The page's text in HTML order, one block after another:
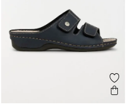
aux favoris
rapide